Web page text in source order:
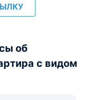
об
с видом